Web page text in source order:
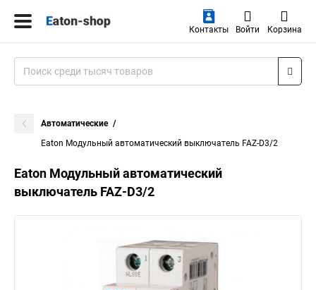
Контакты Войти Корзина
Автоматические
Eaton Модульный автоматический выключатель FAZ-D3/2
Eaton Модульный автоматический
выключатель FAZ-D3/2